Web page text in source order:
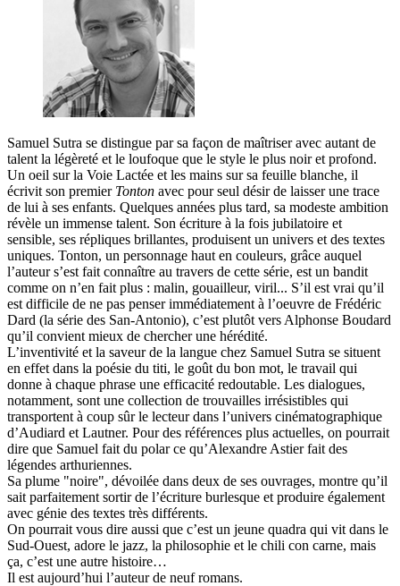
Samuel Sutra se distingue par sa façon de maîtriser avec autant de
talent la légèreté et le loufoque que le style le plus noir et profond.
Un oeil sur la Voie Lactée et les mains sur sa feuille blanche, il
écrivit son premier Tonton avec pour seul désir de laisser une trace
de lui à ses enfants. Quelques années plus tard, sa modeste ambition
révèle un immense talent. Son écriture à la fois jubilatoire et
sensible, ses répliques brillantes, produisent un univers et des textes
uniques. Tonton, un personnage haut en couleurs, grâce auquel
l’auteur s’est fait connaître au travers de cette série, est un bandit
comme on n’en fait plus : malin, gouailleur, viril... S’il est vrai qu’il
est difficile de ne pas penser immédiatement à l’oeuvre de Frédéric
Dard (la série des San-Antonio), c’est plutôt vers Alphonse Boudard
qu’il convient mieux de chercher une hérédité.
L’inventivité et la saveur de la langue chez Samuel Sutra se situent
en effet dans la poésie du titi, le goût du bon mot, le travail qui
donne à chaque phrase une efficacité redoutable. Les dialogues,
notamment, sont une collection de trouvailles irrésistibles qui
transportent à coup sûr le lecteur dans l’univers cinématographique
d’Audiard et Lautner. Pour des références plus actuelles, on pourrait
dire que Samuel fait du polar ce qu’Alexandre Astier fait des
légendes arthuriennes.
Sa plume "noire", dévoilée dans deux de ses ouvrages, montre qu’il
sait parfaitement sortir de l’écriture burlesque et produire également
avec génie des textes très différents.
On pourrait vous dire aussi que c’est un jeune quadra qui vit dans le
Sud-Ouest, adore le jazz, la philosophie et le chili con carne, mais
ça, c’est une autre histoire…
Il est aujourd’hui l’auteur de neuf romans.